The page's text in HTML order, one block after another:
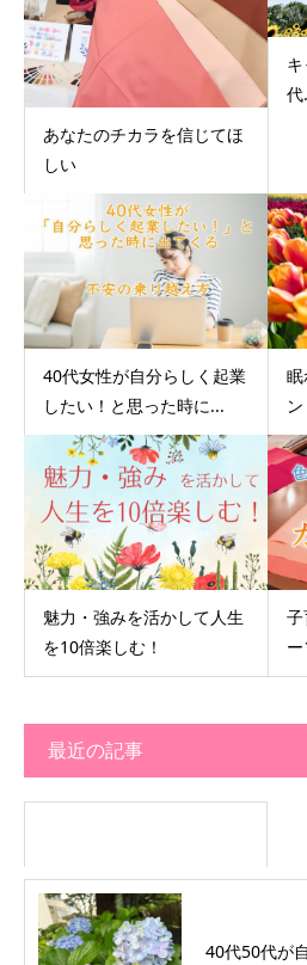
あなたのチカラを信じてほ
しい
40代女性が自分らしく起業
したい！と思った時に...
眠
ン
魅力・強みを活かして人生
を10倍楽しむ！
最近の記事
40代50代が